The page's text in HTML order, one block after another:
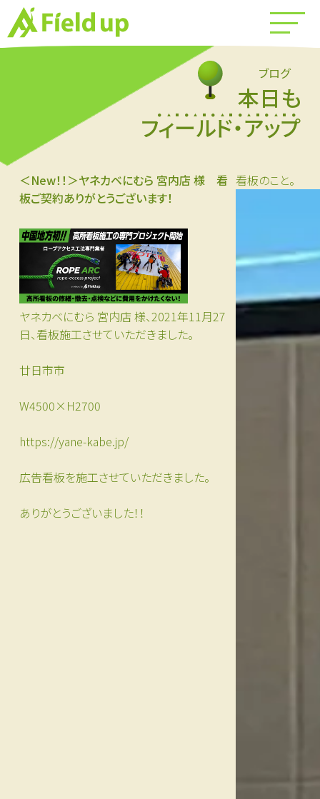
ブログ
本日も
フィールド・アップ
＜New！！＞ヤネカベにむら 宮内店 様 看
板ご契約ありがとうございます！
看板のこと。
ヤネカベにむら 宮内店 様、2021年11月27
日、看板施工させていただきました。
廿日市市
W4500×H2700
https://yane-kabe.jp/
広告看板を施工させていただきました。
ありがとうございました！！